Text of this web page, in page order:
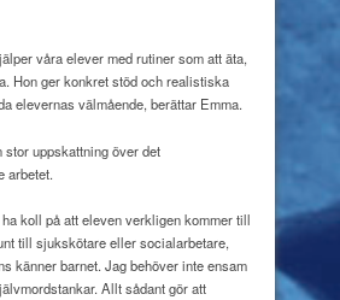
våra elever med rutiner som att äta,
Hon ger konkret stöd och realistiska
elevernas välmående, berättar Emma.
stor uppskattning över det
arbetet.
koll på att eleven verkligen kommer till
till sjukskötare eller socialarbetare,
känner barnet. Jag behöver inte ensam
Allt sådant gör att